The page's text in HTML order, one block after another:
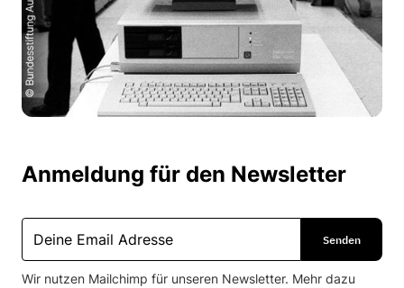
Anmeldung für den Newsletter
Wir nutzen Mailchimp für unseren Newsletter. Mehr dazu